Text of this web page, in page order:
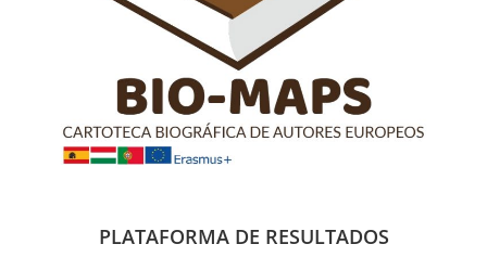
PLATAFORMA DE RESULTADOS